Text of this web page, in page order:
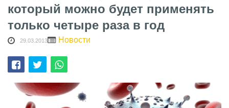
который можно будет применять
только четыре раза в год
29.03.2013 Новости